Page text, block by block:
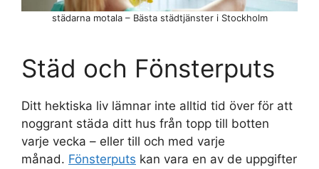
städarna motala – Bästa städtjänster i Stockholm
Städ och Fönsterputs
Ditt hektiska liv lämnar inte alltid tid över för att
noggrant städa ditt hus från topp till botten
varje vecka – eller till och med varje
månad. Fönsterputs kan vara en av de uppgifter